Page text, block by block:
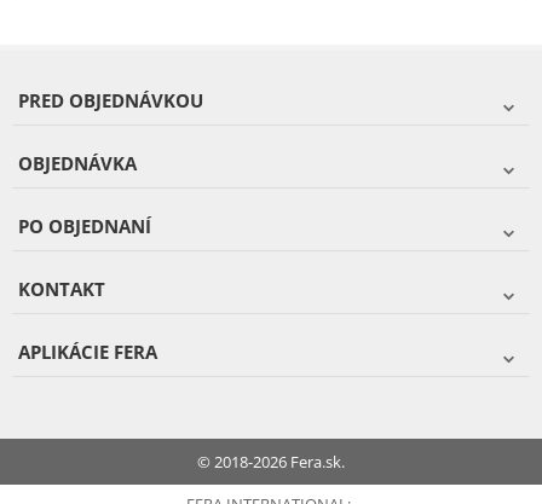
PRED OBJEDNÁVKOU
OBJEDNÁVKA
PO OBJEDNANÍ
KONTAKT
APLIKÁCIE FERA
© 2018-2026 Fera.sk.